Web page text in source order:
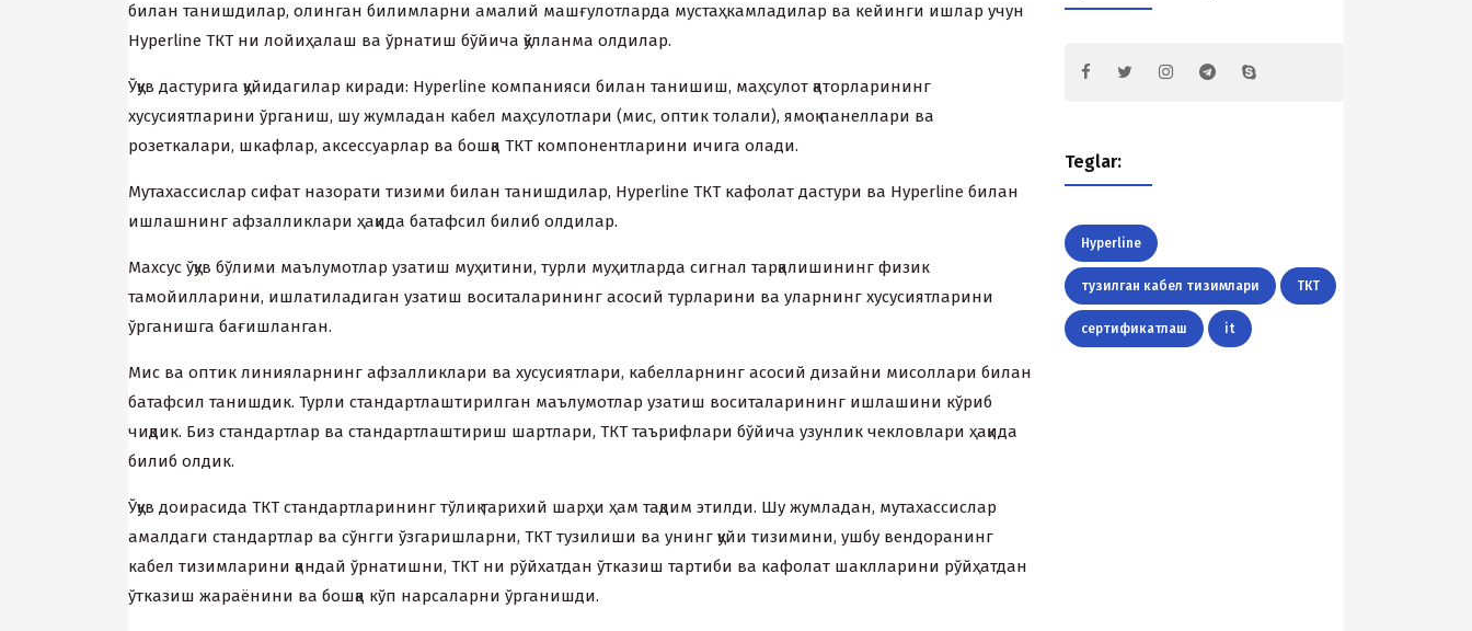
билан танишдилар, олинган билимларни амалий машғулотларда мустаҳкамладилар ва кейинги ишлар учун
Hyperline ТКТ ни лойиҳалаш ва ўрнатиш бўйича қўлланма олдилар.
Ўқув дастурига қуйидагилар киради: Hyperline компанияси билан танишиш, маҳсулот қаторларининг
xусусиятларини ўрганиш, шу жумладан кабел маҳсулотлари (мис, оптик толали), ямоқ панеллари ва
розеткалари, шкафлар, аксессуарлар ва бошқа ТКТ компонентларини ичига олади.
Мутаxассислар сифат назорати тизими билан танишдилар, Hyperline ТКТ кафолат дастури ва Hyperline билан
ишлашнинг афзалликлари ҳақида батафсил билиб олдилар.
Маxсус ўқув бўлими маълумотлар узатиш муҳитини, турли муҳитларда сигнал тарқалишининг физик
тамойилларини, ишлатиладиган узатиш воситаларининг асосий турларини ва уларнинг xусусиятларини
ўрганишга бағишланган.
Мис ва оптик линияларнинг афзалликлари ва xусусиятлари, кабелларнинг асосий дизайни мисоллари билан
батафсил танишдик. Турли стандартлаштирилган маълумотлар узатиш воситаларининг ишлашини кўриб
чиқдик. Биз стандартлар ва стандартлаштириш шартлари, ТКТ таърифлари бўйича узунлик чекловлари ҳақида
билиб олдик.
Ўқув доирасида ТКТ стандартларининг тўлиқ тариxий шарҳи ҳам тақдим этилди. Шу жумладан, мутаxассислар
амалдаги стандартлар ва сўнгги ўзгаришларни, ТКТ тузилиши ва унинг қуйи тизимини, ушбу вендоранинг
кабел тизимларини қандай ўрнатишни, ТКТ ни рўйxатдан ўтказиш тартиби ва кафолат шаклларини рўйҳатдан
ўтказиш жараёнини ва бошқа кўп нарсаларни ўрганишди.
Teglar:
Hyperline
тузилган кабел тизимлари ТКТ
сертификатлаш it